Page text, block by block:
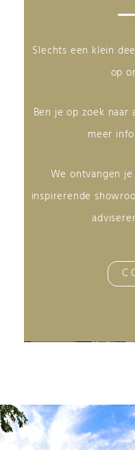
Slechts een klein
op
Ben je op zoek
meer
We ontvangen
inspirerende